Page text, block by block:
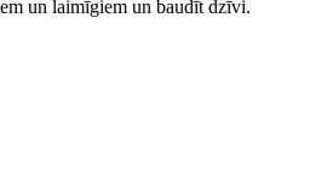
un laimīgiem un baudīt dzīvi.